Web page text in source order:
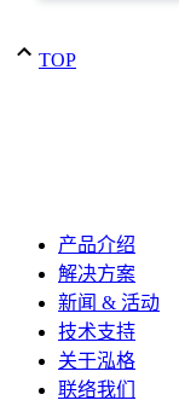
TOP
产品介绍
解决方案
新闻 & 活动
技术支持
关于泓格
联络我们